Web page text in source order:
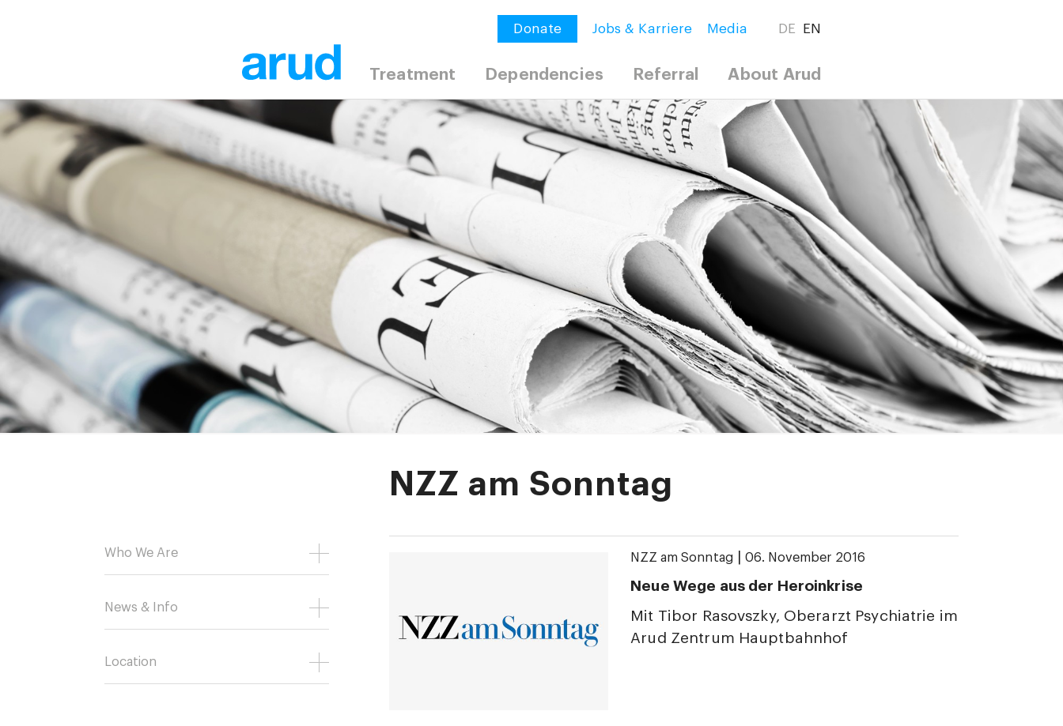
Donate Jobs & Karriere Media DE EN
Treatment Dependencies Referral About Arud
NZZ am Sonntag
Who We Are
News & Info
Location
NZZ am Sonntag 06. November 2016
Neue Wege aus der Heroinkrise
Mit Tibor Rasovszky, Oberarzt Psychiatrie im
Arud Zentrum Hauptbahnhof